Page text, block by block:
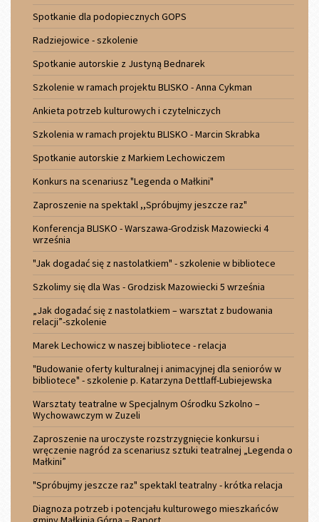
Spotkanie dla podopiecznych GOPS
Radziejowice - szkolenie
Spotkanie autorskie z Justyną Bednarek
Szkolenie w ramach projektu BLISKO - Anna Cykman
Ankieta potrzeb kulturowych i czytelniczych
Szkolenia w ramach projektu BLISKO - Marcin Skrabka
Spotkanie autorskie z Markiem Lechowiczem
Konkurs na scenariusz "Legenda o Małkini"
Zaproszenie na spektakl ,,Spróbujmy jeszcze raz"
Konferencja BLISKO - Warszawa-Grodzisk Mazowiecki 4
września
"Jak dogadać się z nastolatkiem" - szkolenie w bibliotece
Szkolimy się dla Was - Grodzisk Mazowiecki 5 września
„Jak dogadać się z nastolatkiem – warsztat z budowania
relacji”-szkolenie
Marek Lechowicz w naszej bibliotece - relacja
"Budowanie oferty kulturalnej i animacyjnej dla seniorów w
bibliotece" - szkolenie p. Katarzyna Dettlaff-Lubiejewska
Warsztaty teatralne w Specjalnym Ośrodku Szkolno –
Wychowawczym w Zuzeli
Zaproszenie na uroczyste rozstrzygnięcie konkursu i
wręczenie nagród za scenariusz sztuki teatralnej „Legenda o
Małkini”
"Spróbujmy jeszcze raz" spektakl teatralny - krótka relacja
Diagnoza potrzeb i potencjału kulturowego mieszkańców